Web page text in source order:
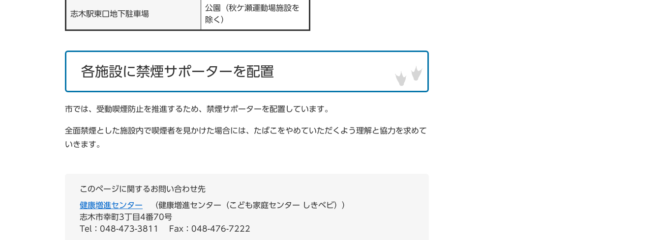
志木駅東口地下駐車場
公園（秋ケ瀬運動場施設を
除く）
各施設に禁煙サポーターを配置
市では、受動喫煙防止を推進するため、禁煙サポーターを配置しています。
全面禁煙とした施設内で喫煙者を見かけた場合には、たばこをやめていただくよう理解と協力を求めて
いきます。
このページに関するお問い合わせ先
健康増進センター
健康増進センター（こども家庭センター しきベビ）
志木市幸町3丁目4番70号
Tel：048-473-3811
Fax：048-476-7222